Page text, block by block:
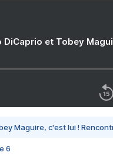
DiCaprio et Tobey
Maguire, c'est lui !
6